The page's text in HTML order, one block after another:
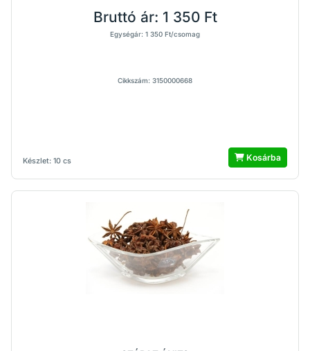
Készlet: 10 cs
Bruttó ár: 1 350 Ft
Egységár: 1 350 Ft/csomag
Cikkszám: 3150000668
Kosárba